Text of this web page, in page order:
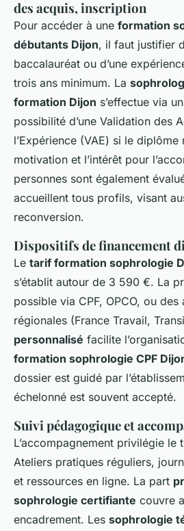
des acquis, inscription
Pour accéder à une formation
débutants Dijon, il faut justifier
baccalauréat ou d’une
trois ans minimum. La
formation Dijon s’effectue via
possibilité d’une Validation des
l’Expérience (VAE) si le diplôme
motivation et l’intérêt pour
personnes sont également
accueillent tous profils, visant
reconversion.
Dispositifs de financement
Le tarif formation sophrologie
s’établit autour de 3 590 €. La
possible via CPF, OPCO, ou
régionales (France Travail,
personnalisé facilite
formation sophrologie CPF
dossier est guidé par
échelonné est souvent accepté.
Suivi pédagogique et
L’accompagnement privilégie le
Ateliers pratiques réguliers,
et ressources en ligne. La part
sophrologie certifiante couvre
encadrement. Les sophrologie